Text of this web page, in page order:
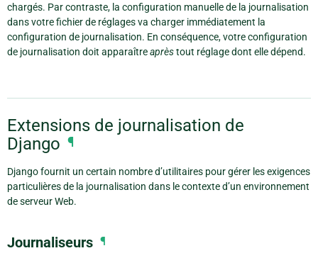
chargés. Par contraste, la configuration manuelle de la journalisation
dans votre fichier de réglages va charger immédiatement la
configuration de journalisation. En conséquence, votre configuration
de journalisation doit apparaîtreaprèstout réglage dont elle dépend.
Extensions de journalisation de
Django ¶
Django fournit un certain nombre d’utilitaires pour gérer les exigences
particulières de la journalisation dans le contexte d’un environnement
de serveur Web.
Journaliseurs ¶